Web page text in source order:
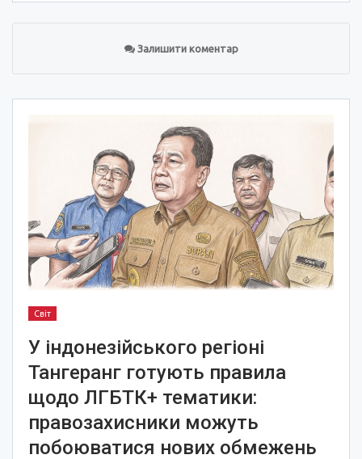
Залишити коментар
Світ
У індонезійського регіоні
Тангеранг готують правила
щодо ЛГБТК+ тематики:
правозахисники можуть
побоюватися нових обмежень